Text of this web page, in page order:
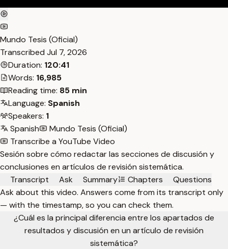
Mundo Tesis (Oficial)
Transcribed Jul 7, 2026
Duration: 120:41
Words: 16,985
Reading time: 85 min
Language: Spanish
Speakers: 1
Spanish
Mundo Tesis (Oficial)
Transcribe a YouTube Video
Sesión sobre cómo redactar las secciones de discusión y
conclusiones en artículos de revisión sistemática.
Transcript
Ask Summary Chapters
Questions
Ask about this video. Answers come from its transcript only
— with the timestamp, so you can check them.
¿Cuál es la principal diferencia entre los apartados de
resultados y discusión en un artículo de revisión
sistemática?